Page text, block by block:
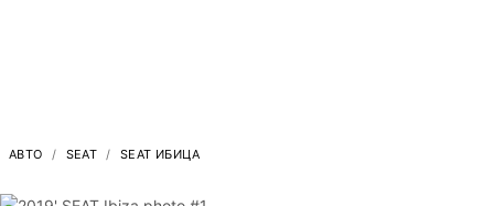
АВТО SEAT SEAT ИБИЦА